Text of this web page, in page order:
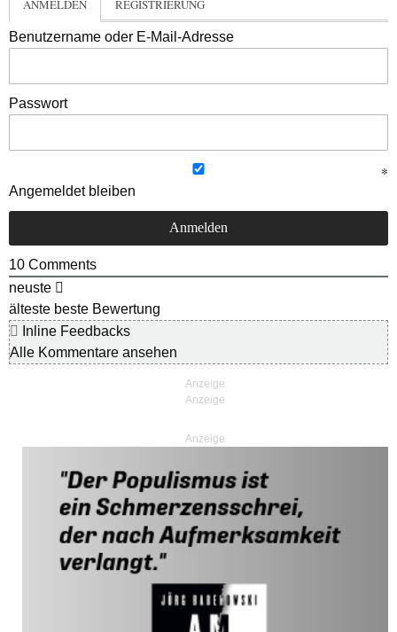
ANMELDEN REGISTRIERUNG
Benutzername oder E-Mail-Adresse
Passwort
Angemeldet bleiben
10 Comments
neuste
älteste beste Bewertung
Inline Feedbacks
Alle Kommentare ansehen
Anzeige